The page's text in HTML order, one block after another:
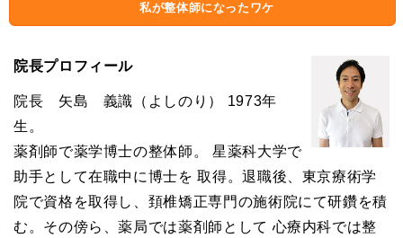
私が整体師になったワケ
院長プロフィール
院長 矢島 義識（よしのり） 1973年
生。
薬剤師で薬学博士の整体師。 星薬科大学で
助手として在職中に博士を 取得。退職後、東京療術学
院で資格を取得し、頚椎矯正専門の施術院にて研鑽を積
む。その傍ら、薬局では薬剤師として 心療内科では整